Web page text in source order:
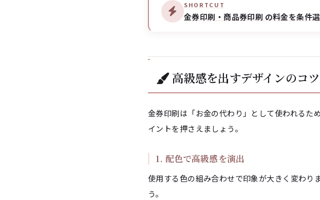
SHORTCUT
金券印刷・商品券印刷 の料金を条件
高級感を出すデザインのコツ
金券印刷は「お金の代わり」として使われるた
イントを押さえましょう。
1. 配色で高級感を演出
使用する色の組み合わせで印象が大きく変わり
う。